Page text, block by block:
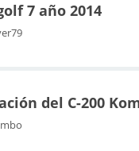
7 año 2014
del C-200